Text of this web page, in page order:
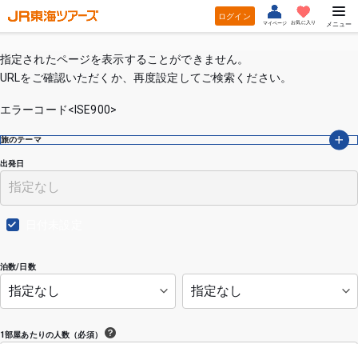
ログイン
マイページ お気に入り メニュー
指定されたページを表示することができません。
URLをご確認いただくか、再度設定してご検索ください。
エラーコード<ISE900>
出発日
泊数/日数
1部屋あたりの人数（必須）
旅のテーマ